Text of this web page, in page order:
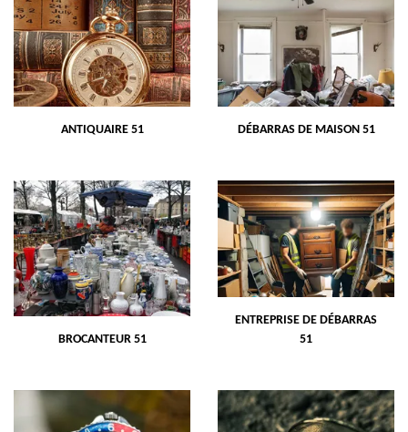
ANTIQUAIRE 51 DÉBARRAS DE MAISON 51
BROCANTEUR 51
ENTREPRISE DE DÉBARRAS
51